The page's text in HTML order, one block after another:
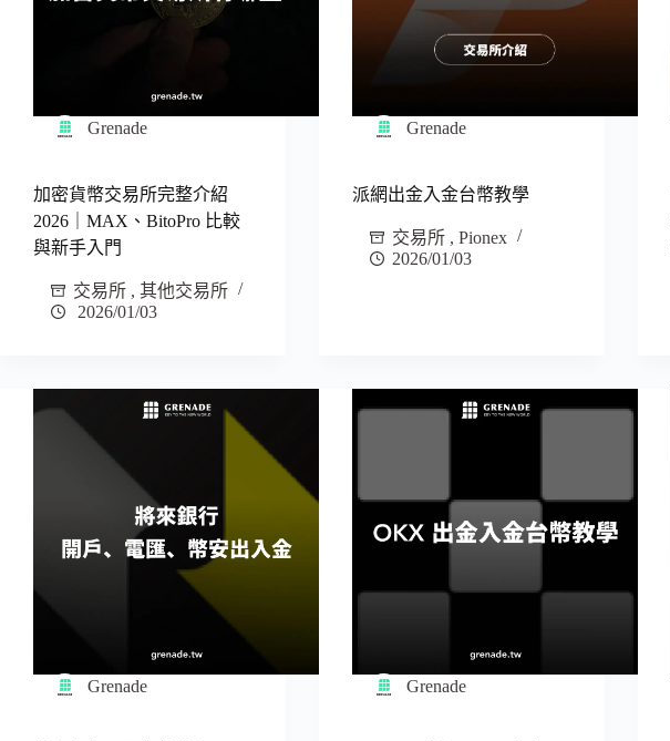
Grenade
加密貨幣交易所完整介紹
2026｜MAX、BitoPro 比較
與新手入門
交易所 , 其他交易所
2026/01/03
Grenade
派網出金入金台幣教學
交易所 ,Pionex
2026/01/03
Grenade Grenade